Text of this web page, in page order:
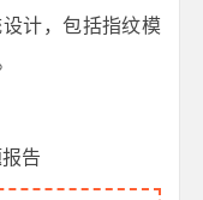
计，包括指纹模
告